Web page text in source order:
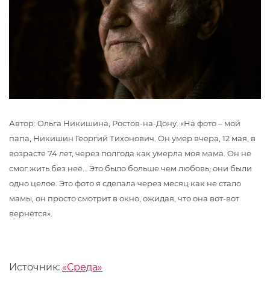
Автор: Ольга Никишина, Ростов-на-Дону. «На фото – мой
папа, Никишин Георгий Тихонович. Он умер вчера, 12 мая, в
возрасте 74 лет, через полгода как умерла моя мама. Он не
смог жить без неё… Это было больше чем любовь, они были
одно целое. Это фото я сделала через месяц как не стало
мамы, он просто смотрит в окно, ожидая, что она вот-вот
вернётся».
Источник: «Среда»